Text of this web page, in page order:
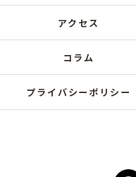
アクセス
コラム
プライバシーポリシー